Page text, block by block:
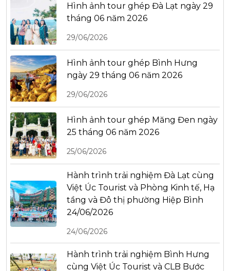
Hình ảnh tour ghép Đà Lạt ngày 29
tháng 06 năm 2026
29/06/2026
Hình ảnh tour ghép Bình Hưng
ngày 29 tháng 06 năm 2026
29/06/2026
Hình ảnh tour ghép Măng Đen ngày
25 tháng 06 năm 2026
25/06/2026
Hành trình trải nghiệm Đà Lạt cùng
Việt Úc Tourist và Phòng Kinh tế, Hạ
tầng và Đô thị phường Hiệp Bình
24/06/2026
24/06/2026
Hành trình trải nghiệm Bình Hưng
cùng Việt Úc Tourist và CLB Bước